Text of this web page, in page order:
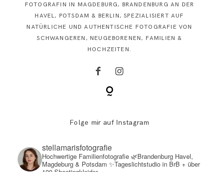
FOTOGRAFIN IN MAGDEBURG, BRANDENBURG AN DER
HAVEL, POTSDAM & BERLIN, SPEZIALISIERT AUF
NATÜRLICHE UND AUTHENTISCHE FOTOGRAFIE VON
SCHWANGEREN, NEUGEBORENEN, FAMILIEN &
HOCHZEITEN.
Folge mir auf Instagram
stellamarisfotografie
Hochwertige Familienfotografie🌿Brandenburg Havel,
Magdeburg & Potsdam ✨Tageslichtstudio in BrB + über